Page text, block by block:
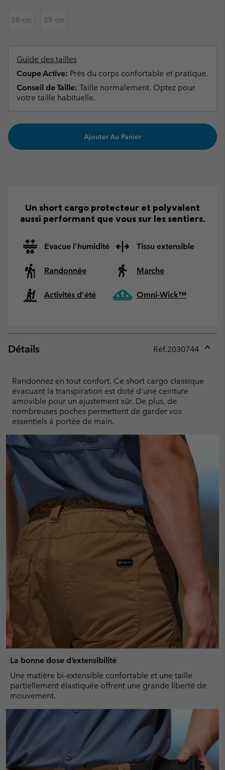
20 cm 25 cm
Guide des tailles
Coupe Active: Près du corps confortable et pratique.
Conseil de Taille: Taille normalement. Optez pour
votre taille habituelle.
Ajouter Au Panier
Un short cargo protecteur et polyvalent
aussi performant que vous sur les sentiers.
Evacue l'humidité Tissu extensible
Randonnée Marche
Activités d'été Omni-Wick™
Détails Réf.2030744
Randonnez en tout confort. Ce short cargo classique
évacuant la transpiration est doté d'une ceinture
amovible pour un ajustement sûr. De plus, de
nombreuses poches permettent de garder vos
essentiels à portée de main.
La bonne dose d’extensibilité
Une matière bi-extensible confortable et une taille
partiellement élastiquée offrent une grande liberté de
mouvement.